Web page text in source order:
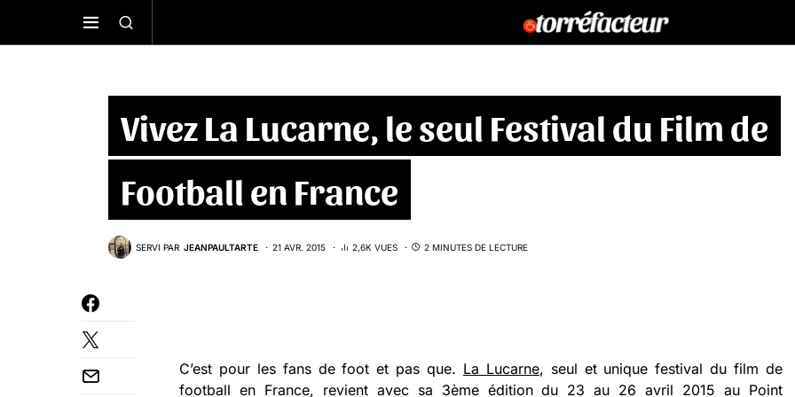
Vivez La Lucarne, le seul Festival du Film de
Football en France
SERVI PAR JEANPAULTARTE 21 AVR. 2015 2,6K VUES 2 MINUTES DE LECTURE
C’est pour les fans de foot et pas que. La Lucarne, seul et unique festival du film de
football en France, revient avec sa 3ème édition du 23 au 26 avril 2015 au Point